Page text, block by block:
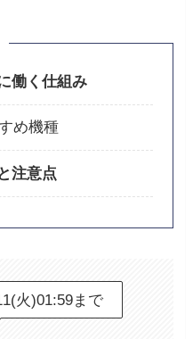
働く仕組み
め機種
注意点
火)01:59まで